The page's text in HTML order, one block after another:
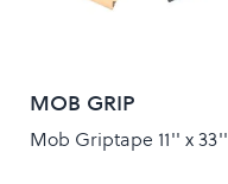
MOB GRIP
Mob Griptape 11'' x 33''